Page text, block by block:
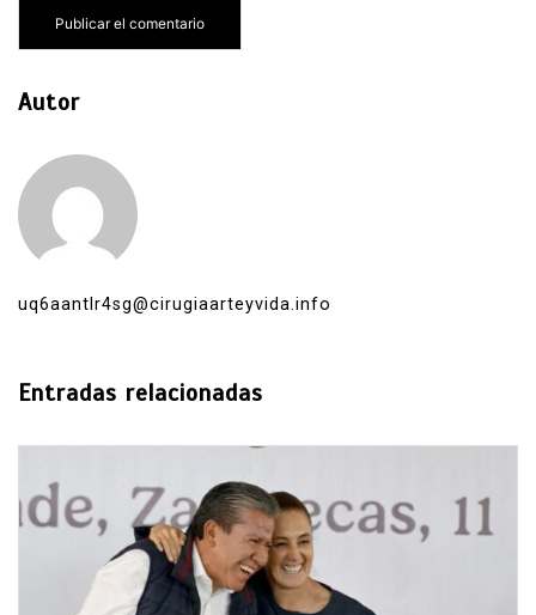
Autor
uq6aantlr4sg@cirugiaarteyvida.info
Entradas relacionadas
En Estados Principal
David Monreal vincula campo,
seguridad y paz para Zacatecas